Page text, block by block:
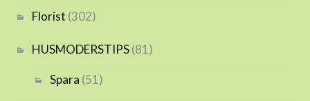
Florist (302)
HUSMODERSTIPS(81)
Spara (51)